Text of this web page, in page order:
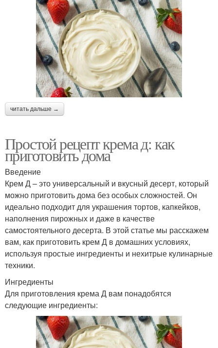
читать дальше →
Простой рецепт крема д: как
приготовить дома
Введение
Крем Д – это универсальный и вкусный десерт, который
можно приготовить дома без особых сложностей. Он
идеально подходит для украшения тортов, капкейков,
наполнения пирожных и даже в качестве
самостоятельного десерта. В этой статье мы расскажем
вам, как приготовить крем Д в домашних условиях,
используя простые ингредиенты и нехитрые кулинарные
техники.
Ингредиенты
Для приготовления крема Д вам понадобятся
следующие ингредиенты: